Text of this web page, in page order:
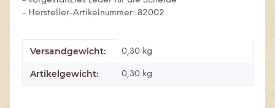
- Hersteller-Artikelnummer: 82002
Produkteigenschaft
Wert
Versandgewicht: 0,30 kg
Artikelgewicht: 0,30 kg